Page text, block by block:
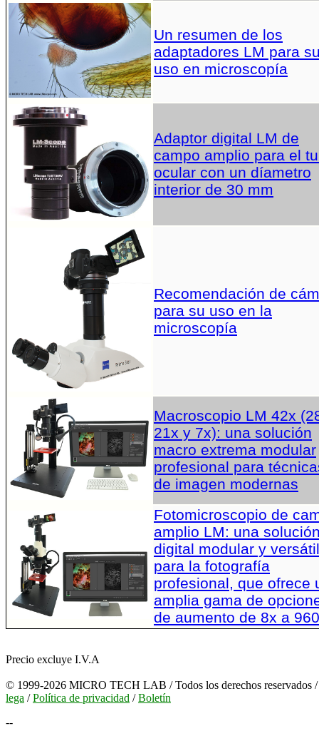
Un resumen de los
adaptadores LM para
uso en microscopía
Adaptor digital LM de
campo amplio para el
ocular con un díametro
interior de 30 mm
Recomendación de
para su uso en la
microscopía
Macroscopio LM 42x
21x y 7x): una solución
macro extrema modular
profesional para
de imagen modernas
Fotomicroscopio de
amplio LM: una
digital modular y versátil
para la fotografía
profesional, que ofrece
amplia gama de
de aumento de 8x a
Precio excluye I.V.A
© 1999-2026 MICRO TECH LAB / Todos los derechos reservados /
lega /Política de privacidad /Boletín
--